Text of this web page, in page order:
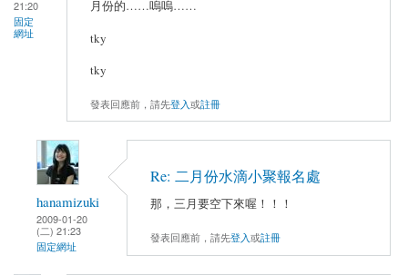
21:20
固定
網址
月份的……嗚嗚……
tky
tky
發表回應前，請先登入或註冊
hanamizuki
2009-01-20
(二) 21:23
固定網址
Re: 二月份水滴小聚報名處
那，三月要空下來喔！！！
發表回應前，請先登入或註冊